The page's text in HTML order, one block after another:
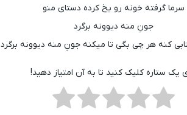
سرما گرفته خونه رو یخ کرده دستاى منو
جونِ منه دیوونه برگرد
کنه هر چى بگى تا میکنه جونِ منه دیوونه برگرد
یک ستاره کلیک کنید تا به آن امتیاز دهید!